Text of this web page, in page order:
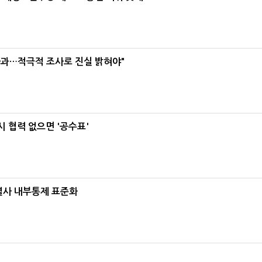
…적극적 조사로 진실 밝혀야"
협력 없으면 '공수표'
내부통제 표준화